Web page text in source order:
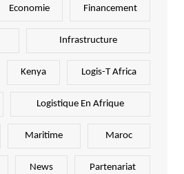
Economie Financement
Infrastructure
Kenya Logis-T Africa
Logistique En Afrique
Maritime Maroc
News Partenariat